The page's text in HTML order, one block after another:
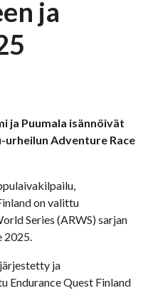
ja
ja Puumala isännöivät
urheilun Adventure Race
on valittu
Series (ARWS) sarjan
2025.
ja
Endurance Quest Finland